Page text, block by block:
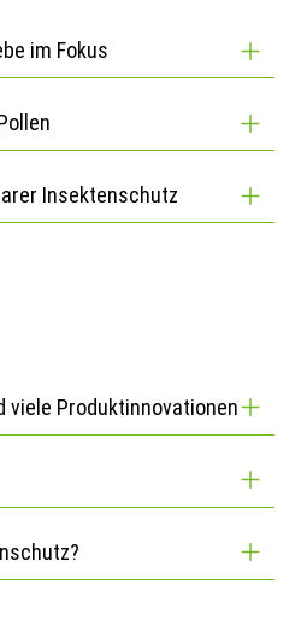
im Fokus
Insektenschutz
viele Produktinnovationen